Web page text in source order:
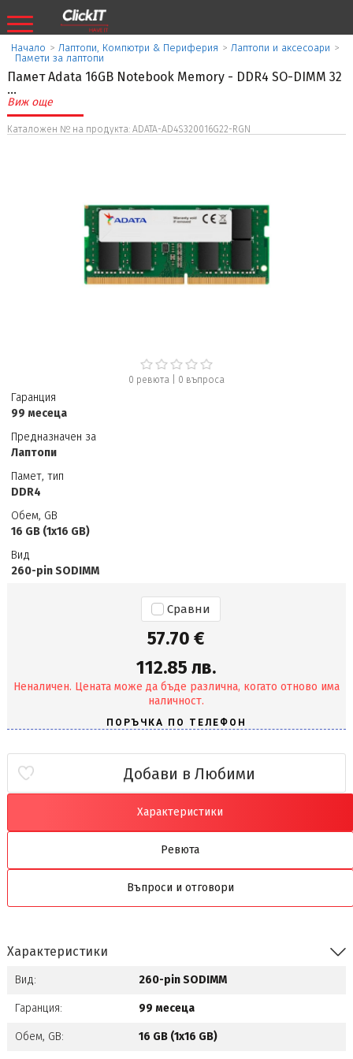
Начало > Лаптопи, Компютри & Периферия > Лаптопи и аксесоари >
Памети за лаптопи
Памет Adata 16GB Notebook Memory - DDR4 SO-DIMM 32
...
Виж още
Каталожен № на продукта: ADATA-AD4S320016G22-RGN
0 ревюта| 0 въпроса
Гаранция
99 месеца
Предназначен за
Лаптопи
Памет, тип
DDR4
Обем, GB
16 GB (1x16 GB)
Вид
260-pin SODIMM
Сравни
57.70 €
112.85 лв.
Неналичен. Цената може да бъде различна, когато отново има
наличност.
Добави в Любими
Характеристики
Ревюта
Въпроси и отговори
Характеристики
Вид: 260-pin SODIMM
Гаранция: 99 месеца
Обем, GB: 16 GB (1x16 GB)